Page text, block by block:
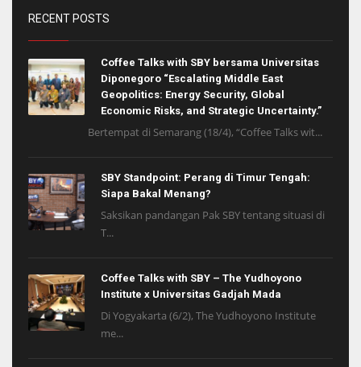
RECENT POSTS
Coffee Talks with SBY bersama Universitas
Diponegoro “Escalating Middle East
Geopolitics: Energy Security, Global
Economic Risks, and Strategic Uncertainty.”
Bertempat di Semarang (18/4), “Coffee Talks wit...
SBY Standpoint: Perang di Timur Tengah:
Siapa Bakal Menang?
Saksikan pandangan Pak SBY tentang situasi di
T...
Coffee Talks with SBY – The Yudhoyono
Institute x Universitas Gadjah Mada
Di Yogyakarta (6/2), The Yudhoyono Institute
me...